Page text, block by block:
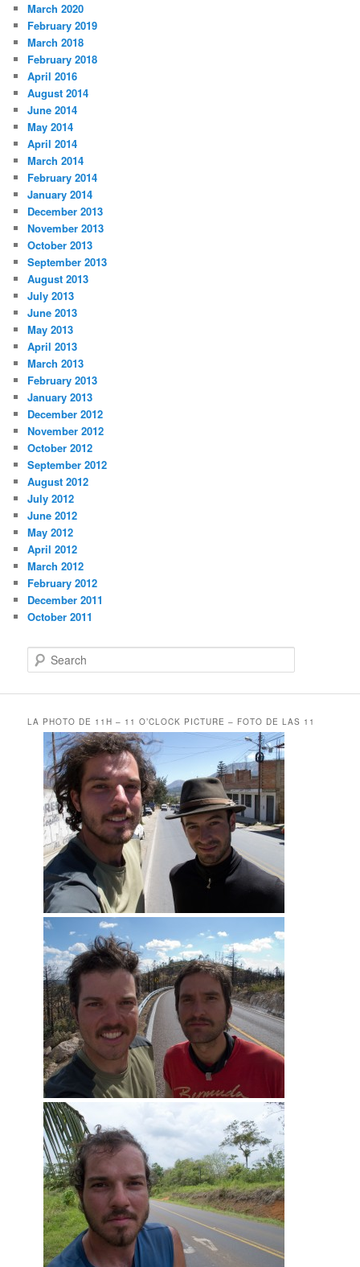
March 2020
February 2019
March 2018
February 2018
April 2016
August 2014
June 2014
May 2014
April 2014
March 2014
February 2014
January 2014
December 2013
November 2013
October 2013
September 2013
August 2013
July 2013
June 2013
May 2013
April 2013
March 2013
February 2013
January 2013
December 2012
November 2012
October 2012
September 2012
August 2012
July 2012
June 2012
May 2012
April 2012
March 2012
February 2012
December 2011
October 2011
e
cLA PHOTO DE 11H – 11 O’CLOCK PICTURE – FOTO DE LAS 11